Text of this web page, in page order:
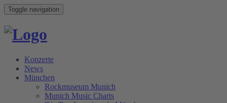
Toggle navigation
Konzerte
News
München
Rockmuseum Munich
Munich Music Charts